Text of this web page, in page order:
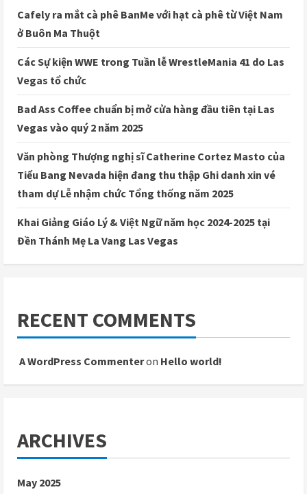
Cafely ra mắt cà phê BanMe với hạt cà phê từ Việt Nam
ở Buôn Ma Thuột
Các Sự kiện WWE trong Tuần lễ WrestleMania 41 do Las
Vegas tổ chức
Bad Ass Coffee chuẩn bị mở cửa hàng đầu tiên tại Las
Vegas vào quý 2 năm 2025
Văn phòng Thượng nghị sĩ Catherine Cortez Masto của
Tiểu Bang Nevada hiện đang thu thập Ghi danh xin vé
tham dự Lễ nhậm chức Tổng thống năm 2025
Khai Giảng Giáo Lý & Việt Ngữ năm học 2024-2025 tại
Đền Thánh Mẹ La Vang Las Vegas
RECENT COMMENTS
A WordPress Commenteron Hello world!
ARCHIVES
May 2025